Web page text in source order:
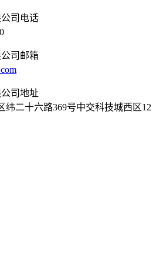
纬二十六路369号中交科技城西区12